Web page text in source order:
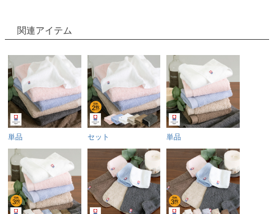
関連アイテム
単品 セット 単品